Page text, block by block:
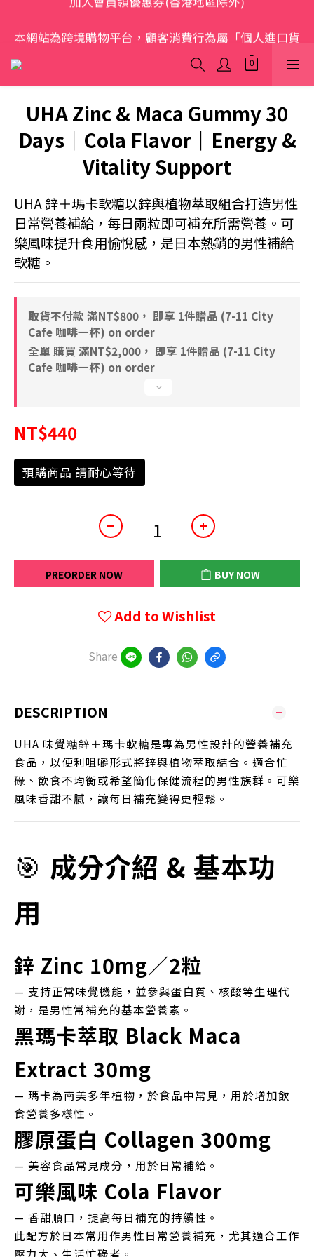
歡迎光臨 S.A.W
品範圍」，商品僅限顧客個人使用
歡迎光臨 S.A.W
UHA Zinc & Maca Gummy 30
Days｜Cola Flavor｜Energy &
Vitality Support
UHA 鋅＋瑪卡軟糖以鋅與植物萃取組合打造男性
日常營養補給，每日兩粒即可補充所需營養。可
樂風味提升食用愉悅感，是日本熱銷的男性補給
軟糖。
取貨不付款 滿NT$800， 即享 1件贈品 (7-11 City
Cafe 咖啡一杯) on order
全單 購買 滿NT$2,000， 即享 1件贈品 (7-11 City
Cafe 咖啡一杯) on order
NT$440
預購商品 請耐心等待
PREORDER NOW BUY NOW
Add to Wishlist
Share
DESCRIPTION
UHA 味覺糖鋅＋瑪卡軟糖是專為男性設計的營養補充
食品，以便利咀嚼形式將鋅與植物萃取結合。適合忙
碌、飲食不均衡或希望簡化保健流程的男性族群。可樂
風味香甜不膩，讓每日補充變得更輕鬆。
🎯 成分介紹 & 基本功
用
鋅 Zinc 10mg／2粒
— 支持正常味覺機能，並參與蛋白質、核酸等生理代
謝，是男性常補充的基本營養素。
黑瑪卡萃取 Black Maca
Extract 30mg
— 瑪卡為南美多年植物，於食品中常見，用於增加飲
食營養多樣性。
膠原蛋白 Collagen 300mg
— 美容食品常見成分，用於日常補給。
可樂風味 Cola Flavor
— 香甜順口，提高每日補充的持續性。
此配方於日本常用作男性日常營養補充，尤其適合工作
壓力大、生活忙碌者。